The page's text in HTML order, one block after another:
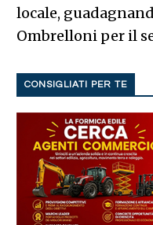
locale,
Ombrelloni per il
CONSIGLIATI PER TE